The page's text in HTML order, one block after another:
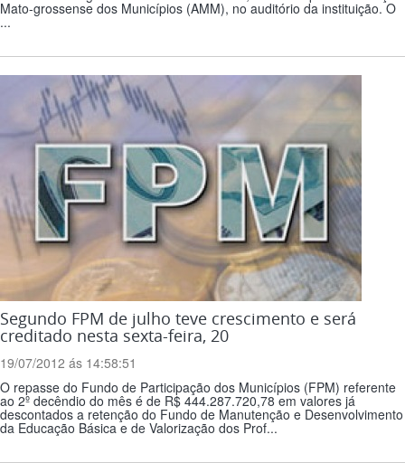
Mato-grossense dos Municípios (AMM), no auditório da instituição. O
...
Segundo FPM de julho teve crescimento e será
creditado nesta sexta-feira, 20
19/07/2012 ás 14:58:51
O repasse do Fundo de Participação dos Municípios (FPM) referente
ao 2º decêndio do mês é de R$ 444.287.720,78 em valores já
descontados a retenção do Fundo de Manutenção e Desenvolvimento
da Educação Básica e de Valorização dos Prof...